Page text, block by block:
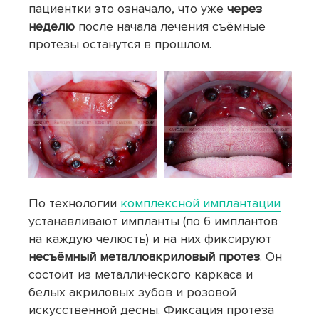
пациентки это означало, что уже через
неделю после начала лечения съёмные
протезы останутся в прошлом.
По технологии комплексной имплантации
устанавливают импланты (по 6 имплантов
на каждую челюсть) и на них фиксируют
несъёмный металлоакриловый протез. Он
состоит из металлического каркаса и
белых акриловых зубов и розовой
искусственной десны. Фиксация протеза